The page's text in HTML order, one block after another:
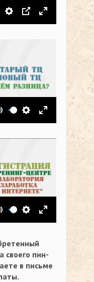
звук
Настройки
PIP На весь
звук
Настройки
На весь
звук
Настройки
На весь
своего пин-
в письме